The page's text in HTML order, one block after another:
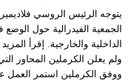
يتوجه الرئيس الروسي
الجمعية الفيدرالية حول الوضع
الداخلية والخارجية. إقرأ
ولم يعلن الكرملين المحاور
ووفق الكرملين استمر العمل